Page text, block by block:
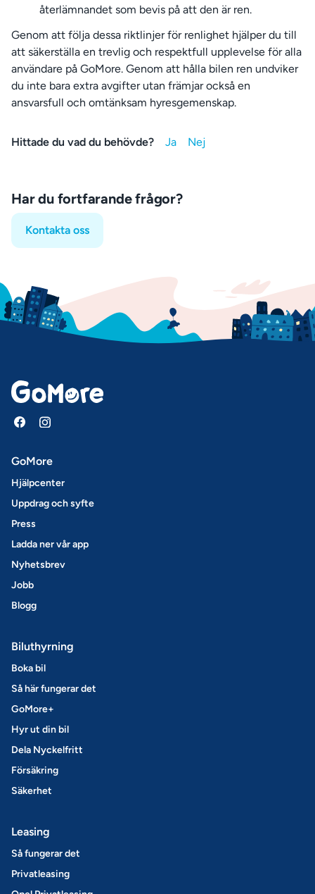
återlämnandet som bevis på att den är ren.
Genom att följa dessa riktlinjer för renlighet hjälper du till
att säkerställa en trevlig och respektfull upplevelse för alla
användare på GoMore. Genom att hålla bilen ren undviker
du inte bara extra avgifter utan främjar också en
ansvarsfull och omtänksam hyresgemenskap.
Hittade du vad du behövde?
Har du fortfarande frågor?
Kontakta oss
GoMore
Hjälpcenter
Uppdrag och syfte
Press
Ladda ner vår app
Nyhetsbrev
Jobb
Blogg
Biluthyrning
Boka bil
Så här fungerar det
GoMore+
Hyr ut din bil
Dela Nyckelfritt
Försäkring
Säkerhet
Leasing
Så fungerar det
Privatleasing